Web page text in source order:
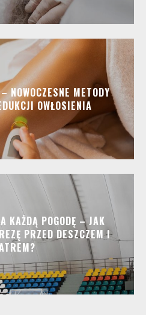
NOWOCZESNE METODY
OWŁOSIENIA
KAŻDĄ POGODĘ – JAK
PRZED DESZCZEM I